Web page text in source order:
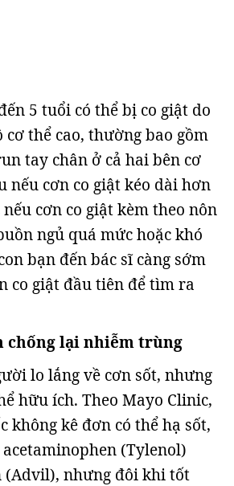
5 tuổi có thể bị co giật do
thể cao, thường bao gồm
tay chân ở cả hai bên cơ
nếu cơn co giật kéo dài hơn
cơn co giật kèm theo nôn
ngủ quá mức hoặc khó
bạn đến bác sĩ càng sớm
co giật đầu tiên để tìm ra
chống lại nhiễm trùng
lo lắng về cơn sốt, nhưng
hữu ích. Theo Mayo Clinic,
không kê đơn có thể hạ sốt,
(Tylenol)
(Advil), nhưng đôi khi tốt